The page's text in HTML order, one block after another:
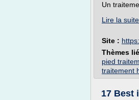
Un
Lire la suite
Site :
Thèmes
pied
traitement
17 Best